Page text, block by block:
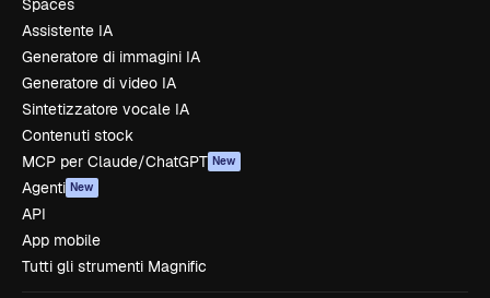
Spaces
Assistente IA
Generatore di immagini IA
Generatore di video IA
Sintetizzatore vocale IA
Contenuti stock
MCP per Claude/ChatGPT New
Agenti New
API
App mobile
Tutti gli strumenti Magnific